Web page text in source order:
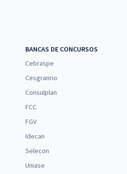
BANCAS DE CONCURSOS
Cebraspe
Cesgranrio
Consulplan
FCC
FGV
Idecan
Selecon
Uniase